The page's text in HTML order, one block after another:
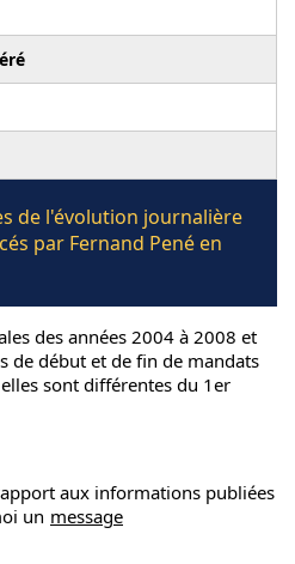
de l'évolution journalière
par Fernand Pené en
des années 2004 à 2008 et
de début et de fin de mandats
sont différentes du 1er
aux informations publiées
un message